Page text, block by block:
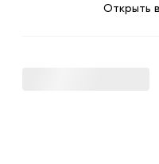
Открыть